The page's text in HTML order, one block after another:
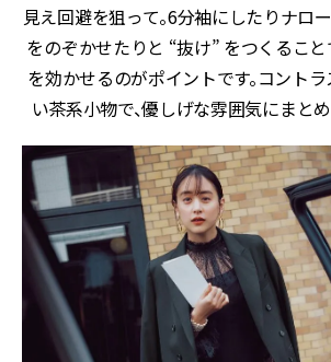
見え回避を狙って。6分袖にしたりナロ
をのぞかせたりと “抜け” をつくるこ
を効かせるのがポイントです。コント
い茶系小物で、優しげな雰囲気にまと